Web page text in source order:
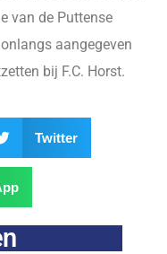
van de Puttense
aangegeven
bij F.C. Horst.
Twitter